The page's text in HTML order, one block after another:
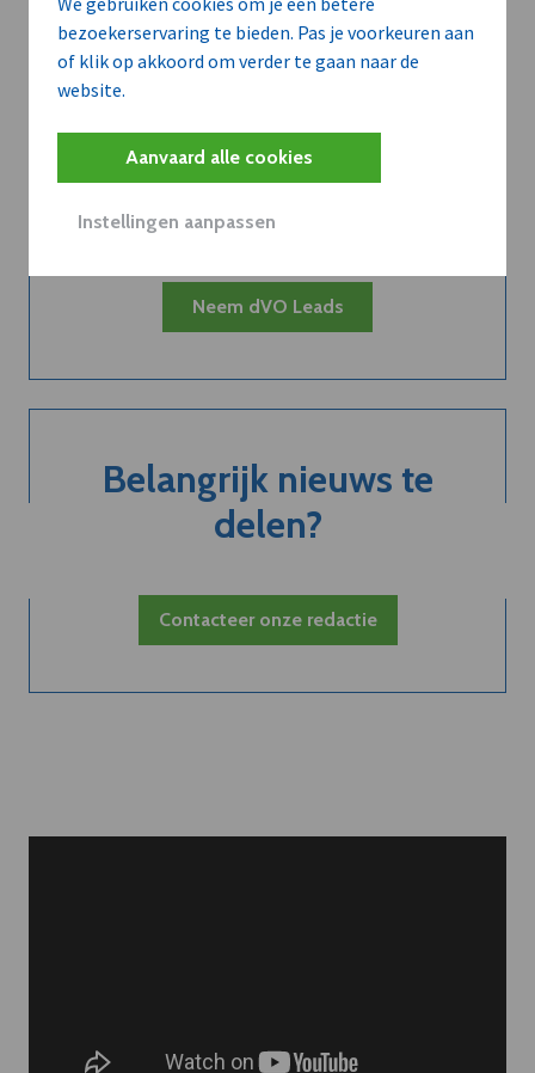
bezoekerservaring te bieden. Pas je voorkeuren aan
of klik op akkoord om verder te gaan naar de
website.
Aanvaard alle cookies
Instellingen aanpassen
Kort de voordelen
van een
abonnement...
Neem dVO Leads
Belangrijk nieuws te
delen?
Contacteer onze redactie